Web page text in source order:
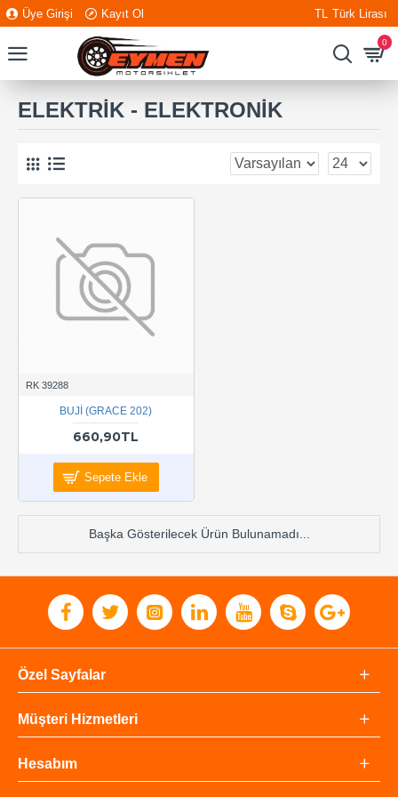
Üye Girişi Kayıt Ol TL Türk Lirası
0
ELEKTRİK - ELEKTRONİK
RK 39288
BUJİ (GRACE 202)
660,90TL
Sepete Ekle
Başka Gösterilecek Ürün Bulunamadı...
Özel Sayfalar
Müşteri Hizmetleri
Hesabım